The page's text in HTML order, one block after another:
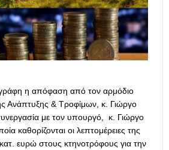
η απόφαση από τον αρμόδιο
Ανάπτυξης & Τροφίμων, κ. Γιώργο
με τον υπουργό, κ. Γιώργο
καθορίζονται οι λεπτομέρειες της
ευρώ στους κτηνοτρόφους για την